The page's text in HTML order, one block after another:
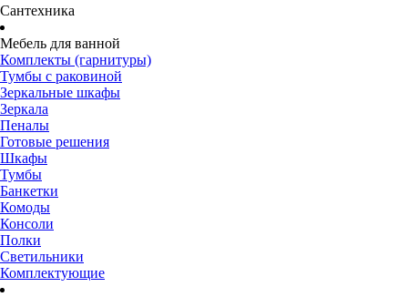
Сантехника
Мебель для ванной
Комплекты (гарнитуры)
Тумбы с раковиной
Зеркальные шкафы
Зеркала
Пеналы
Готовые решения
Шкафы
Тумбы
Банкетки
Комоды
Консоли
Полки
Светильники
Комплектующие